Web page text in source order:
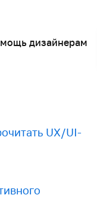
дизайнерам
UX/UI-